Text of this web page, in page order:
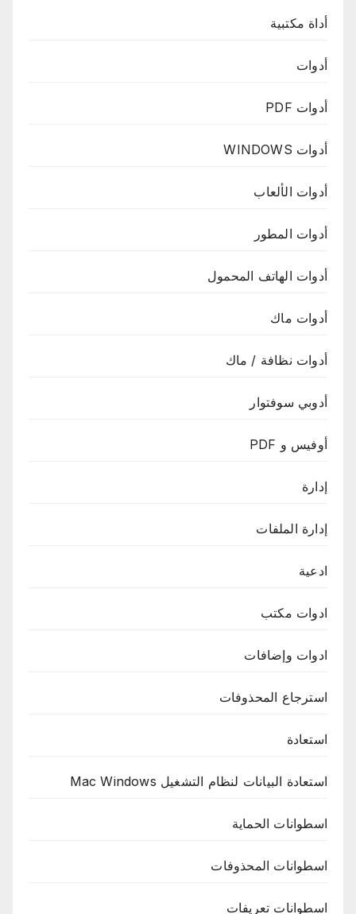
أداة مكتبية
أدوات
أدوات PDF
أدوات WINDOWS
أدوات الألعاب
أدوات المطور
أدوات الهاتف المحمول
أدوات ماك
أدوات نظافة / ماك
أدوبي سوفتوار
أوفيس و PDF
إدارة
إدارة الملفات
ادعية
ادوات مكتب
ادوات وإضافات
استرجاع المحذوفات
استعادة
استعادة البيانات لنظام التشغيل Mac Windows
اسطوانات الحماية
اسطوانات المحذوفات
اسطوانات تعريفات